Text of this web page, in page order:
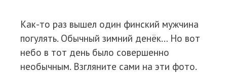
Как-то раз вышел один финский мужчина
погулять. Обычный зимний денёк… Но вот
небо в тот день было совершенно
необычным. Взгляните сами на эти фото.